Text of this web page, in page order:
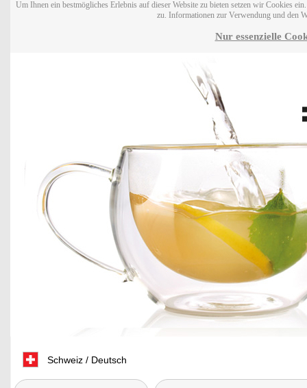
Um Ihnen ein bestmögliches Erlebnis auf dieser Website zu bieten setzen wir Cookies
zu. Informationen zur Verwendung und den
Nur essenzielle
Schweiz / Deutsch